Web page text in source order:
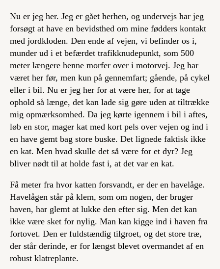
Nu er jeg her. Jeg er gået herhen, og undervejs har jeg
forsøgt at have en bevidsthed om mine fødders kontakt
med jordkloden. Den ende af vejen, vi befinder os i,
munder ud i et befærdet trafikknudepunkt, som 500
meter længere henne morfer over i motorvej. Jeg har
været her før, men kun på gennemfart; gående, på cykel
eller i bil. Nu er jeg her for at være her, for at tage
ophold så længe, det kan lade sig gøre uden at tiltrække
mig opmærksomhed. Da jeg kørte igennem i bil i aftes,
løb en stor, mager kat med kort pels over vejen og ind i
en have gemt bag store buske. Det lignede faktisk ikke
en kat. Men hvad skulle det så være for et dyr? Jeg
bliver nødt til at holde fast i, at det var en kat.
Få meter fra hvor katten forsvandt, er der en havelåge.
Havelågen står på klem, som om nogen, der bruger
haven, har glemt at lukke den efter sig. Men det kan
ikke være sket for nylig. Man kan kigge ind i haven fra
fortovet. Den er fuldstændig tilgroet, og det store træ,
der står derinde, er for længst blevet overmandet af en
robust klatreplante.